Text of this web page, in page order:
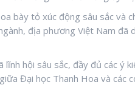
bày tỏ xúc động sâu sắc và
địa phương Việt Nam
hội sâu sắc, đầy đủ các ý
Đại học Thanh Hoa và các